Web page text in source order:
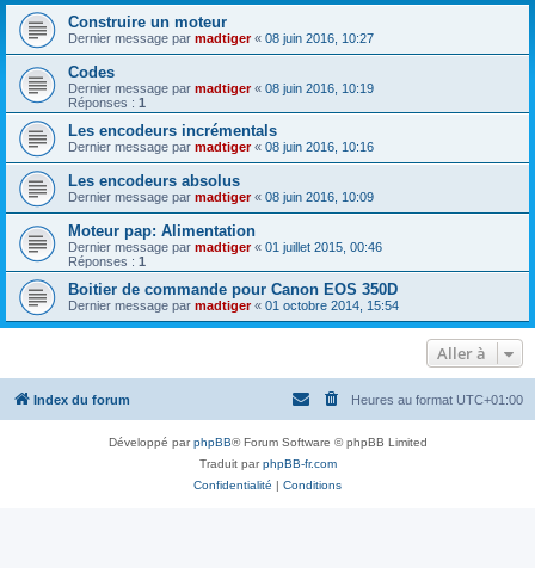
Construire un moteur
Dernier message par madtiger« 08 juin 2016, 10:27
Codes
Dernier message par madtiger« 08 juin 2016, 10:19
Réponses : 1
Les encodeurs incrémentals
Dernier message par madtiger« 08 juin 2016, 10:16
Les encodeurs absolus
Dernier message par madtiger« 08 juin 2016, 10:09
Moteur pap: Alimentation
Dernier message par madtiger« 01 juillet 2015, 00:46
Réponses : 1
Boitier de commande pour Canon EOS 350D
Dernier message par madtiger« 01 octobre 2014, 15:54
Aller à
Index du forum Heures au format UTC+01:00
Développé parphpBB® Forum Software © phpBB Limited
Traduit parphpBB-fr.com
Confidentialité | Conditions